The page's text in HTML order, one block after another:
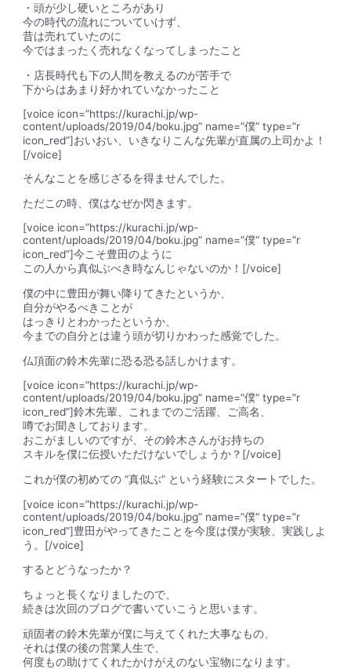
・頭が少し硬いところがあり
今の時代の流れについていけず、
昔は売れていたのに
今ではまったく売れなくなってしまったこと
・店長時代も下の人間を教えるのが苦手で
下からはあまり好かれていなかったこと
[voice icon=”https://kurachi.jp/wp-
content/uploads/2019/04/boku.jpg” name=”僕” type=”r
icon_red”]おいおい、いきなりこんな先輩が直属の上司かよ！
[/voice]
そんなことを感じざるを得ませんでした。
ただこの時、僕はなぜか閃きます。
[voice icon=”https://kurachi.jp/wp-
content/uploads/2019/04/boku.jpg” name=”僕” type=”r
icon_red”]今こそ豊田のように
この人から真似ぶべき時なんじゃないのか！ [/voice]
僕の中に豊田が舞い降りてきた というか、
自分がやるべきことが
はっきりとわかったというか、
今までの自分とは違う頭が切りかわった感覚でした。
仏頂面の鈴木先輩に恐る恐る話しかけます。
[voice icon=”https://kurachi.jp/wp-
content/uploads/2019/04/boku.jpg” name=”僕” type=”r
icon_red”]鈴木先輩、これまでのご活躍、ご高名、
噂でお聞きしております。
おこがましいのですが、その鈴木さんがお持ちの
スキルを僕に伝授いただけないでしょうか？[/voice]
これが僕の初めての“真似ぶ” という経験にスタートでした。
[voice icon=”https://kurachi.jp/wp-
content/uploads/2019/04/boku.jpg” name=”僕” type=”r
icon_red”]豊田がやってきたことを今度は僕が実験、実践しよ
う。[/voice]
するとどうなったか？
ちょっと長くなりましたので、
続きは次回のブログで書いていこうと思います。
頑固者の鈴木先輩が僕に与えてくれた大事なもの、
それは僕の後の営業人生で、
何度もの助けてくれたかけがえのない宝物になります。